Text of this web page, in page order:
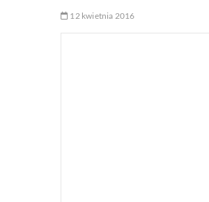
12 kwietnia 2016